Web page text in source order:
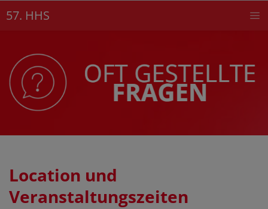
zum
57. HHS
Location und
Veranstaltungszeiten